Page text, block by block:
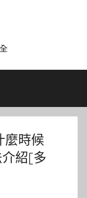
麼時候
紹[多